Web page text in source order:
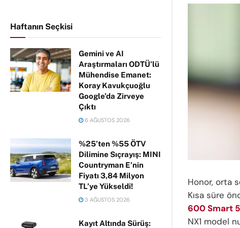
Haftanın Seçkisi
Gemini ve AI
Araştırmaları ODTÜ’lü
Mühendise Emanet:
Koray Kavukçuoğlu
Google’da Zirveye
Çıktı
6 AĞUSTOS 2026
%25’ten %55 ÖTV
Dilimine Sıçrayış: MINI
Countryman E’nin
Fiyatı 3,84 Milyon
TL’ye Yükseldi!
3 AĞUSTOS 2026
Kayıt Altında Sürüş:
Honor, orta
Kısa süre
600 Smart
NX1 model